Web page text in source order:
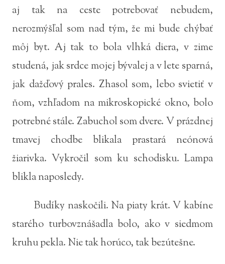
aj tak na ceste potrebovať nebudem,
nerozmýšľal som nad tým, že mi bude chýbať
môj byt. Aj tak to bola vlhká diera, v zime
studená, jak srdce mojej bývalej a v lete sparná,
jak dažďový prales. Zhasol som, lebo svietiť v
ňom, vzhľadom na mikroskopické okno, bolo
potrebné stále. Zabuchol som dvere. V prázdnej
tmavej chodbe blikala prastará neónová
žiarivka. Vykročil som ku schodisku. Lampa
blikla naposledy.
Budíky naskočili. Na piaty krát. V kabíne
starého turbovznášadla bolo, ako v siedmom
kruhu pekla. Nie tak horúco, tak bezútešne.